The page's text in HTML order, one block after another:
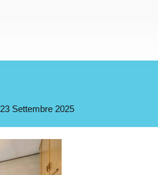
23 Settembre 2025